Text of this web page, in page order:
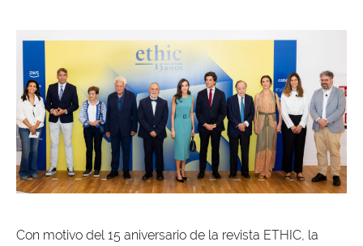
Con motivo del 15 aniversario de la revista ETHIC, la